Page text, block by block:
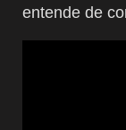
entende de